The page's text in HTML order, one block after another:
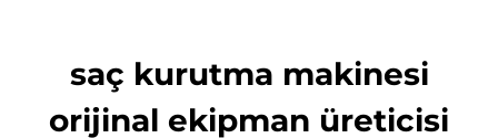
saç kurutma makinesi
orijinal ekipman üreticisi